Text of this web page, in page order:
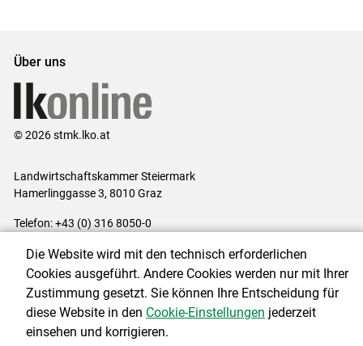
Über uns
© 2026 stmk.lko.at
Landwirtschaftskammer Steiermark
Hamerlinggasse 3, 8010 Graz
Telefon: +43 (0) 316 8050-0
Impressum|Kontakt|Datenschutzerklärung|Barrierefreiheit|
Cookie-Einstellungen
Die Website wird mit den technisch erforderlichen
Cookies ausgeführt. Andere Cookies werden nur mit Ihrer
Zustimmung gesetzt. Sie können Ihre Entscheidung für
diese Website in den Cookie-Einstellungen jederzeit
einsehen und korrigieren.